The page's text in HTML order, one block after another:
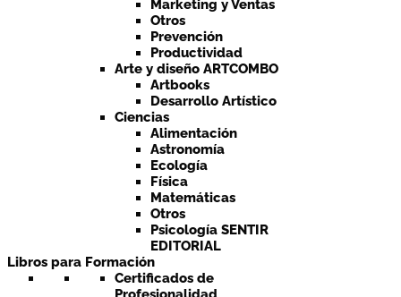
Marketing y Ventas
Otros
Prevención
Productividad
Arte y diseño ARTCOMBO
Artbooks
Desarrollo Artístico
Ciencias
Alimentación
Astronomía
Ecología
Física
Matemáticas
Otros
Psicología SENTIR
EDITORIAL
Libros para Formación
Certificados de